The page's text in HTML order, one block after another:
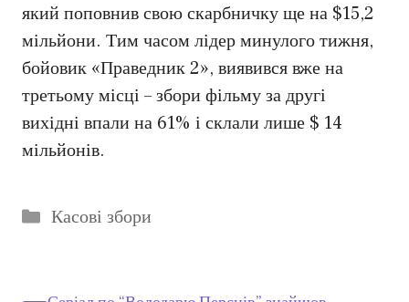
який поповнив свою скарбничку ще на $15,2
мільйони. Тим часом лідер минулого тижня,
бойовик «Праведник 2», виявився вже на
третьому місці – збори фільму за другі
вихідні впали на 61% і склали лише $ 14
мільйонів.
Категорії
Касові збори